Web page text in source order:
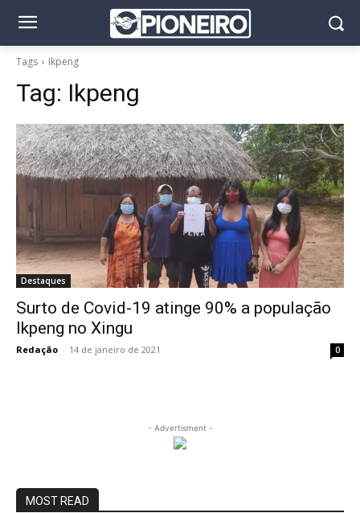
Tags Ikpeng
Tag: Ikpeng
Destaques
Surto de Covid-19 atinge 90% a população
Ikpeng no Xingu
Redação - 14 de janeiro de 2021 0
- Advertisment -
MOST READ